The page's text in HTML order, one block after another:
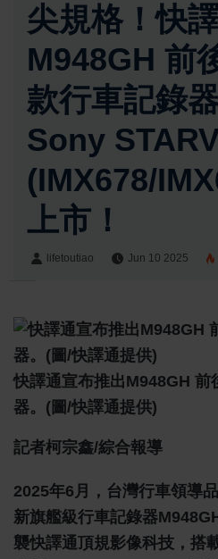
尖規格！快
M948GH 前
款行車記錄
Sony
(IMX678/
上市！
lifetoutiao Jun 10 2025
快譯通宣布推出M948GH 前
器。(圖/快譯通提供)
記者柯宗鑫/綜合報導
2025年6月，台灣行車領導
新旗艦級行車記錄器
襲快譯通頂規影像科技，搭